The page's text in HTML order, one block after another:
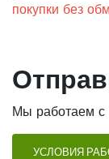
покупки без
Мы работаем с
УСЛОВИЯ